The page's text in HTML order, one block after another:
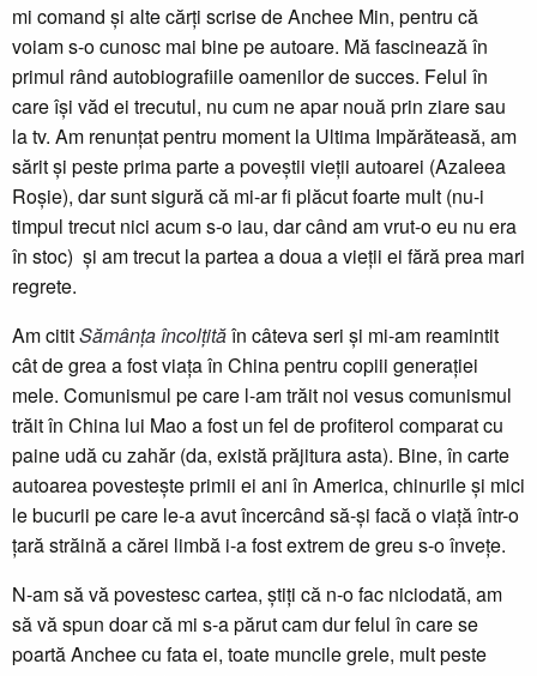
mi comand și alte cărți scrise de Anchee Min, pentru că
voiam s-o cunosc mai bine pe autoare. Mă fascinează în
primul rând autobiografiile oamenilor de succes. Felul în
care își văd ei trecutul, nu cum ne apar nouă prin ziare sau
la tv. Am renunțat pentru moment la Ultima Impărăteasă, am
sărit și peste prima parte a poveștii vieții autoarei (Azaleea
Roșie), dar sunt sigură că mi-ar fi plăcut foarte mult (nu-i
timpul trecut nici acum s-o iau, dar când am vrut-o eu nu era
în stoc) și am trecut la partea a doua a vieții ei fără prea mari
regrete.
Am cititSămânța încolțităîn câteva seri și mi-am reamintit
cât de grea a fost viața în China pentru copiii generației
mele. Comunismul pe care l-am trăit noi vesus comunismul
trăit în China lui Mao a fost un fel de profiterol comparat cu
paine udă cu zahăr (da, există prăjitura asta). Bine, în carte
autoarea povestește primii ei ani în America, chinurile și mici
le bucurii pe care le-a avut încercând să-și facă o viață într-o
țară străină a cărei limbă i-a fost extrem de greu s-o învețe.
N-am să vă povestesc cartea, știți că n-o fac niciodată, am
să vă spun doar că mi s-a părut cam dur felul în care se
poartă Anchee cu fata ei, toate muncile grele, mult peste